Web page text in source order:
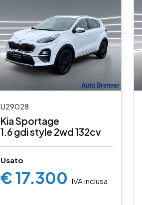
U29028
Kia Sportage
1.6 gdi style 2wd 132cv
Usato
€ 17.300 IVA inclusa